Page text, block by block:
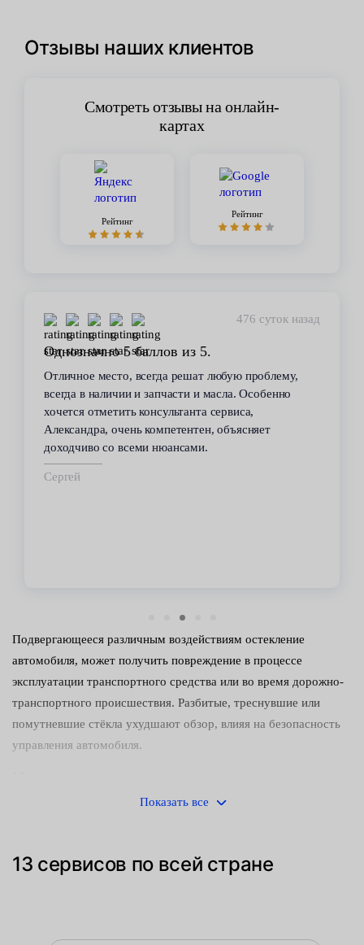
Отзывы наших клиентов
Смотреть отзывы на онлайн-
картах
Рейтинг
Рейтинг
447 суток назад
Стабильное качество
В течение 6 лет пользуюсь услугами данного
сервиса. Высокий профессионализм персонала
всегда помогал решить возникающие с
автомобилем проблемы. Все работы по
техобслуживанию проводились качественно и в
срок.
Подвергающееся различным воздействиям остекление
автомобиля, может получить повреждение в процессе
эксплуатации транспортного средства или во время дорожно-
транспортного происшествия. Разбитые, треснувшие или
помутневшие стёкла ухудшают обзор, влияя на безопасность
управления автомобиля.
высокопрочных клеящих составов. При этом для снятия
старых и установки новых деталей требуются:
Показать все
13 сервисов по всей стране